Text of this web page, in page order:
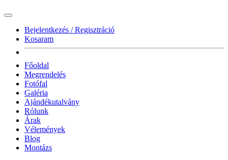
Bejelentkezés / Regisztráció
Kosaram
Főoldal
Megrendelés
Fotófal
Galéria
Ajándékutalvány
Rólunk
Árak
Vélemények
Blog
Montázs